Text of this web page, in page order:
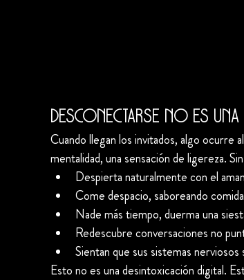
Desconectarse no es una
Cuando llegan los invitados, algo ocurre
mentalidad, una sensación de ligereza.
Despierta naturalmente con el
Come despacio, saboreando
Nade más tiempo, duerma una
Redescubre conversaciones no
Sientan que sus sistemas
Esto no es una desintoxicación digital.